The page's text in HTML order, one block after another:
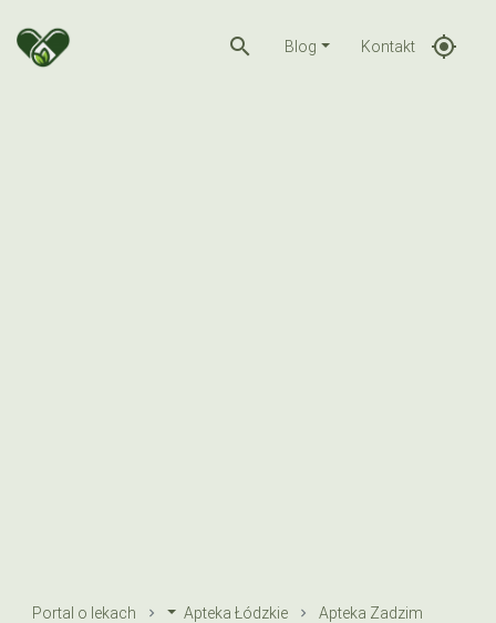
search Blog Kontakt gps_fixed
Portal o lekach Apteka Łódzkie
Apteka Zadzim